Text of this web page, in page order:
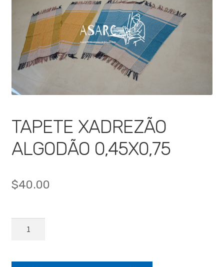
TAPETE XADREZÃO
ALGODÃO 0,45X0,75
$40.00
0,45X0,75